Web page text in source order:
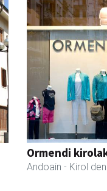
Ormendi
Andoain - Kirol